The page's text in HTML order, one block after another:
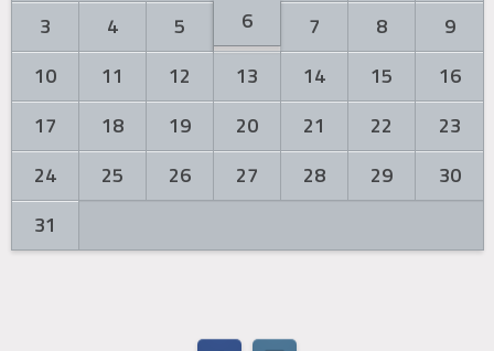
3
4 5 6 7 8
9
10
11 12 13 14 15
16
17
18 19 20 21 22
23
24
25 26 27 28 29
30
31